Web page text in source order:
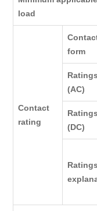
load
Contact
rating
form
Ratings
(AC)
Ratings
(DC)
Ratings